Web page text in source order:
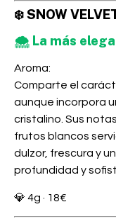
❄️ SNOW
🌨️ La más
Aroma:
Comparte el
aunque incorpora
cristalino. Sus
frutos blancos
dulzor, frescura y
profundidad y
💎 4g · 18€